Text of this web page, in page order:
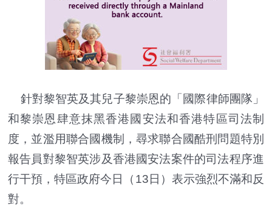
針對黎智英及其兒子黎崇恩的「國際律師團隊」
和黎崇恩肆意抹黑香港國安法和香港特區司法制
度，並濫用聯合國機制，尋求聯合國酷刑問題特別
報告員對黎智英涉及香港國安法案件的司法程序進
行干預，特區政府今日（13日）表示強烈不滿和反
對。